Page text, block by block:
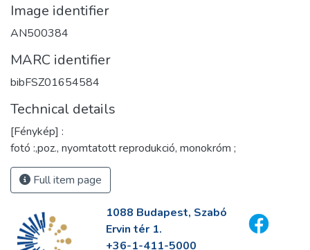
Image identifier
AN500384
MARC identifier
bibFSZ01654584
Technical details
[Fénykép] :
fotó :,poz., nyomtatott reprodukció, monokróm ;
Full item page
1088 Budapest, Szabó
Ervin tér 1.
+36-1-411-5000